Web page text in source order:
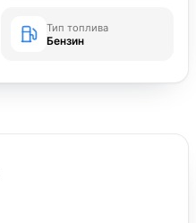
Тип топлива
Бензин